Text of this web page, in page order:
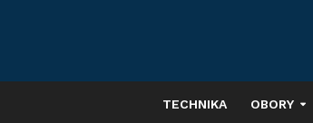
TECHNIKA OBORY